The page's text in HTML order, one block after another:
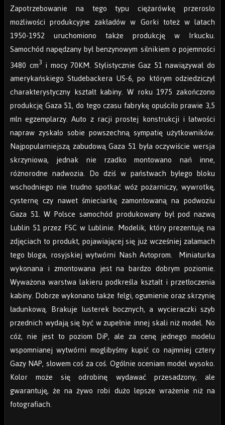
Zapotrzebowanie na tego typu ciężarówkę przerosło
możliwości produkcyjne zakładów w Gorki toteż w latach
1950-1952 uruchomiono także produkcję w Irkucku.
Samochód napędzany był benzynowym silnikiem o pojemności
3480 cm3 i mocy 70KM. Stylistycznie Gaz 51 nawiązywał do
amerykańskiego Studebackera US-6, po którym odziedziczył
charakterystyczny kształt kabiny. W roku 1975 zakończono
produkcję Gaza 51, do tego czasu fabrykę opuściło prawie 3,5
mln egzemplarzy. Auto z racji prostej konstrukcji i łatwości
napraw zyskało sobie powszechną sympatię użytkowników.
Najpopularniejszą zabudową Gaza 51 była oczywiście wersja
skrzyniowa, jednak nie rzadko montowano nań inne,
różnorodne nadwozia. Do dziś w państwach byłego bloku
wschodniego nie trudno spotkać wóz pożarniczy, wywrotkę,
cysternę czy nawet śmieciarkę zamontowaną na podwoziu
Gaza 51. W Polsce samochód produkowany był pod nazwą
Lublin 51 przez FSC w Lublinie. Modelik, który prezentuję na
zdjęciach to produkt, pojawiającej się już wcześniej załamach
tego bloga, rosyjskiej wytwórni Nash Avtoprom. Miniaturka
wykonana i zmontowana jest na bardzo dobrym poziomie.
Wyważona warstwa lakieru podkreśla kształt i przetłoczenia
kabiny. Dobrze wykonano także felgi, ogumienie oraz skrzynię
ładunkową. Brakuje lusterek bocznych, a wycieraczki szyb
przednich wydają się być w zupełnie innej skali niż model. No
cóż, nie jest to poziom DiP, ale za cenę jednego modelu
wspomnianej wytwórni moglibyśmy kupić co najmniej cztery
Gazy NAP, słowem coś za coś. Ogólnie oceniam model wysoko.
Kolor może się odrobinę wydawać przesadzony, ale
gwarantuję, że na żywo robi dużo lepsze wrażenie niż na
fotografiach.